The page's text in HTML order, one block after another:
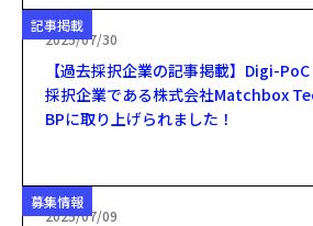
記事掲載
2025/07/30
【過去採択企業の記事掲載】Digi-
採択企業である株式会社Matchbox
BPに取り上げられました！
募集情報
2025/07/09